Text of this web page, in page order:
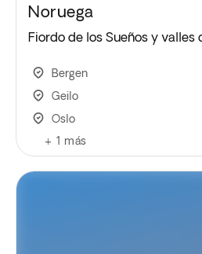
Noruega
Fiordo de los Sueños y valles
Bergen
Geilo
Oslo
+ 1 más